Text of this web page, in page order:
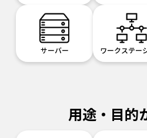
サーバー ワークステー
用途・目的